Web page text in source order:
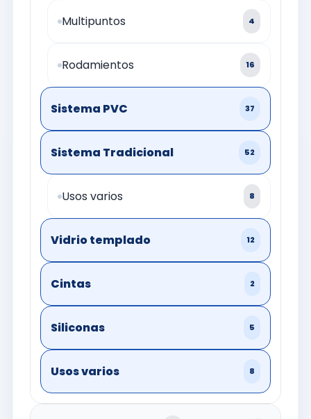
Multipuntos 4
Rodamientos 16
Sistema PVC 37
Sistema Tradicional 52
Usos varios 8
Vidrio templado 12
Cintas 2
Siliconas 5
Usos varios 8